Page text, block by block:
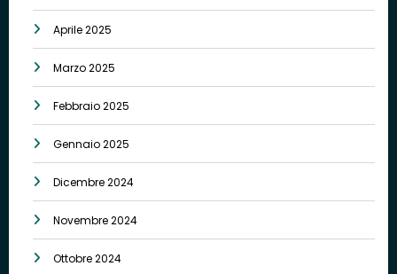
Aprile 2025
Marzo 2025
Febbraio 2025
Gennaio 2025
Dicembre 2024
Novembre 2024
Ottobre 2024